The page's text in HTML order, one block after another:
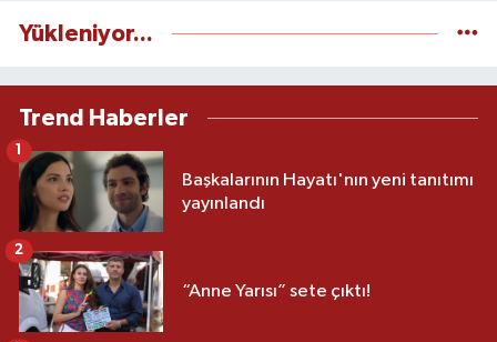
Yükleniyor...
Trend Haberler
Başkalarının Hayatı'nın yeni tanıtımı
yayınlandı
1
“Anne Yarısı” sete çıktı!
2